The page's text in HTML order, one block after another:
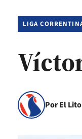
LIGA
Por El